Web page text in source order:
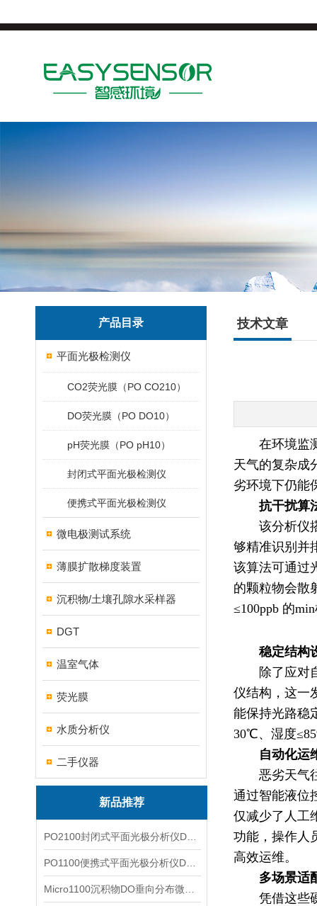
产品目录
平面光极检测仪
CO2荧光膜（PO CO210）
DO荧光膜（PO DO10）
pH荧光膜（PO pH10）
封闭式平面光极检测仪
便携式平面光极检测仪
微电极测试系统
薄膜扩散梯度装置
沉积物/土壤孔隙水采样器
DGT
温室气体
荧光膜
水质分析仪
二手仪器
新品推荐
技术文章
在环境监
天气的复杂成
劣环境下仍能
抗干扰算
该分析仪
够精准识别并
该算法可通过
的颗粒物会散
≤100ppb 的
稳定结构
除了应对
仪结构，这一
能保持光路稳
30℃、湿度
自动化运
恶劣天气
通过智能液位
仅减少了人工
功能，操作人
高效运维。
多场景适
凭借这些